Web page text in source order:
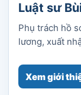
Luật sư
Phụ trách hồ
lương, xuất
Xem giới